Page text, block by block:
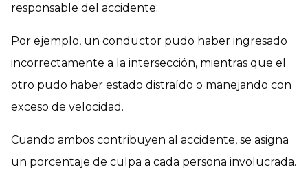
responsable del accidente.
Por ejemplo, un conductor pudo haber ingresado
incorrectamente a la intersección, mientras que el
otro pudo haber estado distraído o manejando con
exceso de velocidad.
Cuando ambos contribuyen al accidente, se asigna
un porcentaje de culpa a cada persona involucrada.